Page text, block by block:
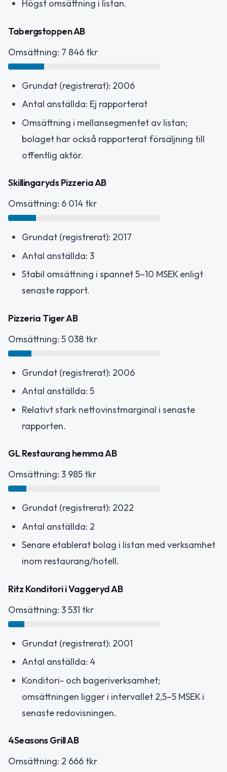
Högst omsättning i listan.
Tabergstoppen AB
Omsättning: 7 846 tkr
Grundat (registrerat): 2006
Antal anställda: Ej rapporterat
Omsättning i mellansegmentet av listan;
bolaget har också rapporterat försäljning till
offentlig aktör.
Skillingaryds Pizzeria AB
Omsättning: 6 014 tkr
Grundat (registrerat): 2017
Antal anställda: 3
Stabil omsättning i spannet 5–10 MSEK enligt
senaste rapport.
Pizzeria Tiger AB
Omsättning: 5 038 tkr
Grundat (registrerat): 2006
Antal anställda: 5
Relativt stark nettovinstmarginal i senaste
rapporten.
GL Restaurang hemma AB
Omsättning: 3 985 tkr
Grundat (registrerat): 2022
Antal anställda: 2
Senare etablerat bolag i listan med verksamhet
inom restaurang/hotell.
Ritz Konditori i Vaggeryd AB
Omsättning: 3 531 tkr
Grundat (registrerat): 2001
Antal anställda: 4
Konditori- och bageriverksamhet;
omsättningen ligger i intervallet 2,5–5 MSEK i
senaste redovisningen.
4Seasons Grill AB
Omsättning: 2 666 tkr